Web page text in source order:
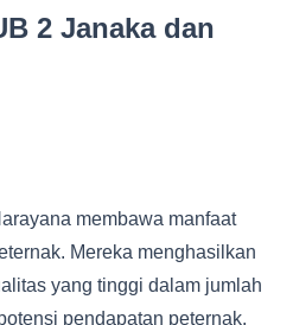
2 Janaka dan
membawa manfaat
Mereka menghasilkan
yang tinggi dalam jumlah
pendapatan peternak.